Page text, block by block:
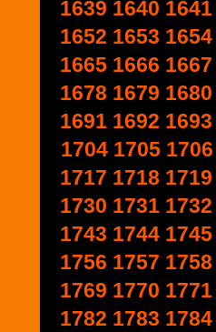
1639 1640 1641
1652 1653 1654
1665 1666 1667
1678 1679 1680
1691 1692 1693
1704 1705 1706
1717 1718 1719
1730 1731 1732
1743 1744 1745
1756 1757 1758
1769 1770 1771
1782 1783 1784